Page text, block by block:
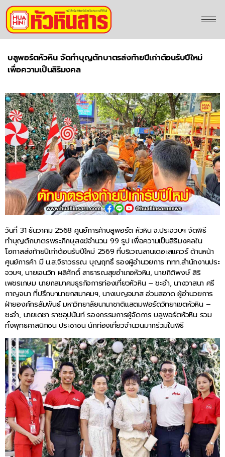
บลูพอร์ตหัวหิน จัดทำบุญตักบาตรส่งท้ายปีเก่าต้อนรับปีใหม่
เพื่อความเป็นสิริมงคล
วันที่ 31 ธันวาคม 2568 ศูนย์การค้าบลูพอร์ต หัวหิน จ.ประจวบฯ จัดพิธี
ทำบุญตักบาตรพระภิกษุสงฆ์จำนวน 99 รูป เพื่อความเป็นสิริมงคลใน
โอกาสส่งท้ายปีเก่าต้อนรับปีใหม่ 2569 ที่บริเวณลานเดอะสแควร์ ด้านหน้า
ศูนย์การค้า มี น.ส.จิราวรรณ บุญฤทธิ์ รองผู้อำนวยการ ททท.สำนักงานประ
จวบฯ, นายเจนวิท ผลิศักดิ์ สาธารณสุขอำเภอหัวหิน, นายกิติพงษ์ สิริ
เพชรเกษม นายกสมาคมธุรกิจการท่องเที่ยวหัวหิน – ชะอำ, นางวาสนา ศรี
กาญจนา ที่ปรึกษานายกสมาคมฯ, นางเบญจมาส อ่วมสอาด ผู้อำนวยการ
ฝ่ายองค์กรสัมพันธ์ มหาวิทยาลัยนานาชาติแสตมฟอร์ดวิทยาเขตหัวหิน –
ชะอำ, นายเดชา ราชอุปนันท์ รองกรรมการผู้จัดการ บลูพอร์ตหัวหิน รวม
ทั้งพุทธศาสนิกชน ประชาชน นักท่องเที่ยวจำนวนมากร่วมในพิธี